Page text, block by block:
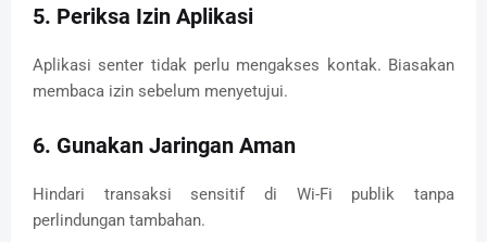
5. Periksa Izin Aplikasi
Aplikasi senter tidak perlu mengakses kontak. Biasakan
membaca izin sebelum menyetujui.
6. Gunakan Jaringan Aman
Hindari transaksi sensitif di Wi-Fi publik tanpa
perlindungan tambahan.